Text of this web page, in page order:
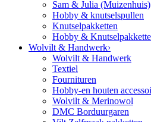
Sam & Julia (Muizenhuis)
Hobby & knutselspullen
Knutselpakketten
Hobby &
Wolvilt & Handwerk›
Wolvilt & Handwerk
Textiel
Fournituren
Hobby-en houten
Wolvilt & Merinowol
DMC Borduurgaren